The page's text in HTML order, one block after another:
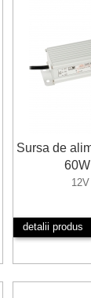
Sursa de
12V
detalii produs